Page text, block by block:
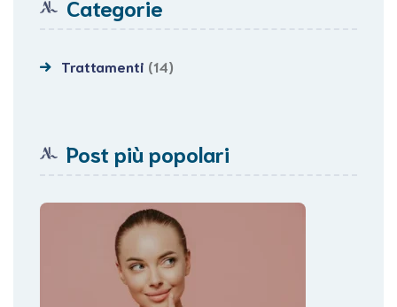
Categorie
Trattamenti (14)
Post più popolari